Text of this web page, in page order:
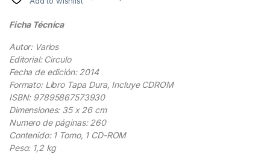
Ficha Técnica
Autor: Varios
Editorial: Circulo
Fecha de edición: 2014
Formato: Libro Tapa Dura, Incluye CDROM
ISBN: 97895867573930
Dimensiones: 35 x 26 cm
Numero de páginas: 260
Contenido: 1 Tomo, 1 CD-ROM
Peso: 1,2 kg